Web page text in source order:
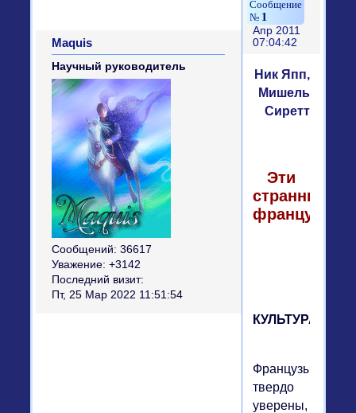
1
Апр 2011
07:04:42
Maquis
Научный руководитель
Сообщений: 36617
Уважение: +3142
Последний визит:
Пт, 25 Мар 2022 11:51:54
Ник Япп,
Мишель
Сиретт
Эти
странные
французы
КУЛЬТУРА
Французы
твердо
уверены,